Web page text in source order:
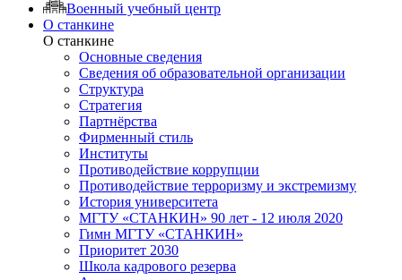
Военный учебный центр
О станкине
О станкине
Основные сведения
Сведения об образовательной организации
Структура
Стратегия
Партнёрства
Фирменный стиль
Институты
Противодействие коррупции
Противодействие терроризму и экстремизму
История университета
МГТУ «СТАНКИН» 90 лет - 12 июля 2020
Гимн МГТУ «СТАНКИН»
Приоритет 2030
Школа кадрового резерва